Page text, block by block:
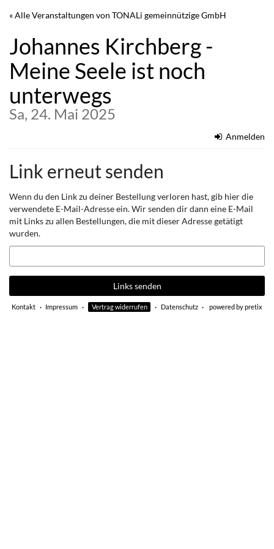
Zum
springen
« Alle Veranstaltungen von TONALi gemeinnützige GmbH
Johannes Kirchberg -
Meine Seele ist noch
unterwegs
Sa, 24. Mai 2025
Anmelden
Link erneut senden
Wenn du den Link zu deiner Bestellung verloren hast, gib hier die
verwendete E-Mail-Adresse ein. Wir senden dir dann eine E-Mail
mit Links zu allen Bestellungen, die mit dieser Adresse getätigt
wurden.
E-
Mail
Links senden
Kontakt Impressum Vertrag widerrufen Datenschutz powered by pretix